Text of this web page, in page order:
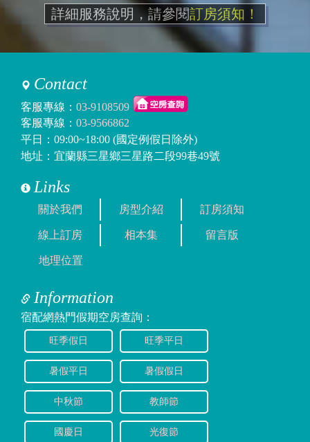
詳細服務說明，請參閱訂房須知！
Contact
客服專線： 03-9108509
客服專線： 03-9566862
平日：09:00~18:00 (國定例假日除外)
地址：宜蘭縣三星鄉三星路二段99巷49號
Links
關於我們 房型介紹 訂房須知
線上訂房 相本集 留言版
地理位置
Information
宿配網熱門假期空房查詢：
旺季假日 旺季平日
暑假平日 暑假假日
中秋節 教師節
國慶日 光復節